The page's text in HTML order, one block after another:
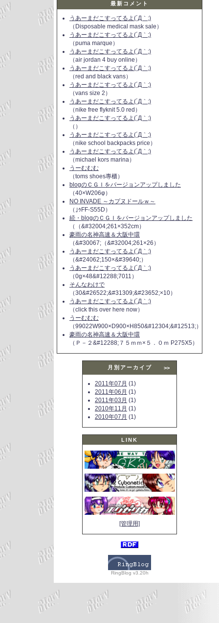
最新コメント
うあーまだこすってるよ(´Д｀;)
（Disposable medical mask sale）
うあーまだこすってるよ(´Д｀;)
（puma marque）
うあーまだこすってるよ(´Д｀;)
（air jordan 4 buy online）
うあーまだこすってるよ(´Д｀;)
（red and black vans）
うあーまだこすってるよ(´Д｀;)
（vans size 2）
うあーまだこすってるよ(´Д｀;)
（nike free flyknit 5.0 red）
うあーまだこすってるよ(´Д｀;)
（）
うあーまだこすってるよ(´Д｀;)
（nike school backpacks price）
うあーまだこすってるよ(´Д｀;)
（michael kors marina）
うーむむむ
（toms shoes專櫃）
blogのＣＧＩをバージョンアップしました
（40×W206φ）
NO INVADE ～カプヌドールｗ～
（｣ｩFF-S55D）
続・blogのＣＧＩをバージョンアップしました
（（&#32004;261×352cm）
豪雨の名神高速＆大阪中環
（&#30067;（&#32004;261×26）
うあーまだこすってるよ(´Д｀;)
（&#24062;150×&#39640;）
うあーまだこすってるよ(´Д｀;)
（0g×48&#12288;7011）
そんなわけで
（30&#26522;&#31309;&#23652;×10）
うあーまだこすってるよ(´Д｀;)
（click this over here now）
うーむむむ
（99022W900×D900×H850&#12304;&#12513;）
豪雨の名神高速＆大阪中環
（Ｐ－２&#12288;７５ｍｍ×５．０ｍ P275X5）
月別アーカイブ >>
2011年07月 (1)
2011年06月 (1)
2011年03月 (1)
2010年11月 (1)
2010年07月 (1)
LINK
[管理用]
RingBlog v3.20h